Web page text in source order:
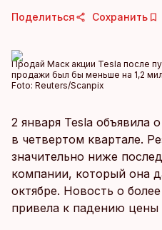
Поделиться Сохранить
Продай Маск акции Tesla после
продажи был бы меньше на 1,2
Foto: Reuters/Scanpix
2 января Tesla объявила
в четвертом квартале.
значительно ниже
компании, который она
октябре. Новость о
привела к падению цены